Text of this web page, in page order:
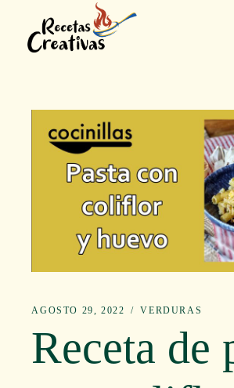
contenido
AGOSTO 29, 2022 VERDURAS
Receta de